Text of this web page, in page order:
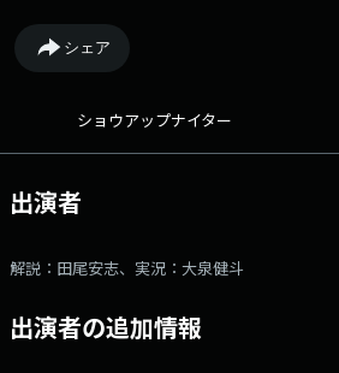
予備) 広島 × DeNA ～マツダスタジアム
テリンドーム ナゴヤメールアドレス：
ージはこちら twitterハッシュタグは「#シ
シェア
ショウアップナイター
出演者
解説：田尾安志、実況：大泉健斗
出演者の追加情報